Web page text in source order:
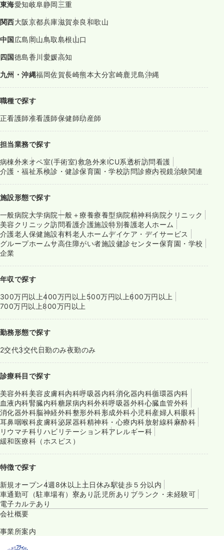
東海愛知岐阜静岡三重
関西大阪京都兵庫滋賀奈良和歌山
中国広島岡山鳥取島根山口
四国徳島香川愛媛高知
九州・沖縄福岡佐賀長崎熊本大分宮崎鹿児島沖縄
職種で探す
正看護師准看護師保健師助産師
担当業務で探す
病棟外来オペ室(手術室)救急外来ICU系透析訪問看護
介護・福祉系検診・健診保育園・学校訪問診療内視鏡治験関連
施設形態で探す
一般病院大学病院一般＋療養療養型病院精神科病院クリニック
美容クリニック訪問看護介護施設特別養護老人ホーム
介護老人保健施設有料老人ホームデイケア・デイサービス
グループホームサ高住障がい者施設健診センター保育園・学校
企業
年収で探す
300万円以上400万円以上 500万円以上600万円以上
700万円以上800万円以上
勤務形態で探す
2交代3交代日勤のみ夜勤のみ
診療科目で探す
美容外科美容皮膚科内科呼吸器内科消化器内科循環器内科
血液内科腎臓内科糖尿病内科外科呼吸器外科心臓血管外科
消化器外科脳神経外科整形外科形成外科小児科産婦人科眼科
耳鼻咽喉科皮膚科泌尿器科精神科・心療内科放射線科麻酔科
リウマチ科リハビリテーション科アレルギー科
緩和医療科（ホスピス）
特徴で探す
新規オープン4週8休以上 土日休み駅徒歩５分以内
車通勤可（駐車場有） 寮あり託児所あり ブランク・未経験可
電子カルテあり
会社概要
事業所案内